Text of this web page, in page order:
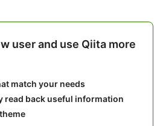
user and use Qiita more
match your needs
read back useful information